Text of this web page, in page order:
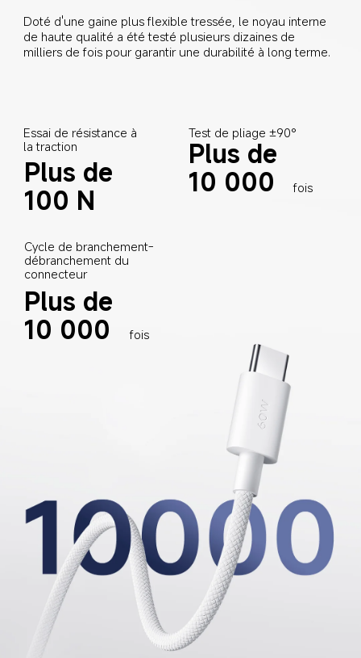
Doté d'une gaine plus flexible tressée, le noyau interne
de haute qualité a été testé plusieurs dizaines de
milliers de fois pour garantir une durabilité à long terme.
Essai de résistance à
la traction
Plus de
100 N
Test de pliage ±90°
Plus de
10 000
fois
Cycle de branchement-
débranchement du
connecteur
Plus de
10 000
fois